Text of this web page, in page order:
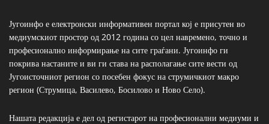
Југоинфо е електронски информативен портал кој е присутен во
медиумскиот простор од 2012 година со цел навремено, точно и
професионално информирање на сите граѓани. Југоинфо ги
покрива настаните и ви ги става на располагање сите вести од
Југоисточниот регион со посебен фокус на струмичкиот макро
регион (Струмица, Василево, Босилово и Ново Село).
Нашата редакција е дел од регистарот на професионални медиуми и